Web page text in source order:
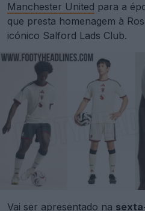
Manchester United para a
que presta homenagem à
icónico Salford Lads Club.
Vai ser apresentado na